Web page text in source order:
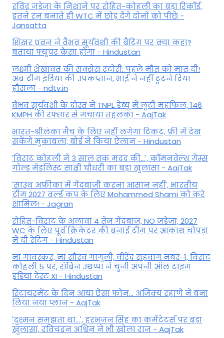
रविंद्र जडेजा के निशाने पर रोहित-कोहली का बड़ा रिकॉर्ड,
इतने रन बनाते ही WTC में छोड़ देंगे दोनों को पीछे -
Jansatta
शिखर धवन ने वैभव सूर्यवंशी की बैटिंग पर क्या कहा?
बताया फ्यूचर कैसा होगा - Hindustan
लक्ष्मी शेखावत की सक्‍सेस स्‍टोरी: पहले मौत को मात दी!
अब टीम इंडिया की उपकप्तान, भाई ने नहीं टूटने दिया
हौसला - ndtv.in
वैभव सूर्यवंशी के दोस्त ने TNPL डेब्यू में लूटी महफिल, 146
KMPH की रफ्तार से मचाया तहलका - AajTak
भारत-श्रीलंका मैच के लिए नहीं लगेगा टिकट, फ्री में देख
सकेंगे मुकाबला; बोर्ड ने किया ऐलान - Hindustan
'विराट कोहली ने 3 साल तक मदद की...', कॉमनवेल्थ गेम्स
गोल्ड मेडलिस्ट साक्षी चौधरी का बड़ा खुलासा - AajTak
'साउथ अफ्रीका में गेंदबाजी करना आसान नहीं', भारतीय
टीम 2027 वर्ल्‍ड कप के लिए Mohammed Shami को करे
शामिल! - Jagran
रोहित-विराट के अलावा 4 तेज गेंदबाज, NO जडेजा; 2027
WC के लिए पूर्व क्रिकेटर की बनाई टीम पर आकाश चोपड़ा
ने दी रेटिंग - Hindustan
ना गावस्कर, ना सौरव गांगुली, वीरेंद्र सहवाग नंबर-1, विराट
कोहली 5 पर, रॉबिन उथप्पा ने चुनी अपनी ऑल टाइम
इंडिया टेस्ट XI - Hindustan
रिटायरमेंट के दिन आया ऐसा फोन... अजिंक्य रहाणे ने बना
लिया नया प्लान - AajTak
'दुश्मन समझता था...', हरभजन सिंह का कमेंटेटर्स पर बड़ा
खुलासा, रव‍िचंद्रन अश्विन ने भी खोला राज - AajTak